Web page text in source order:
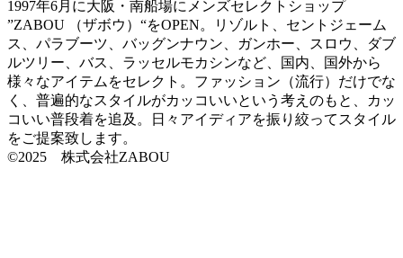
1997年6月に大阪・南船場にメンズセレクトショップ
”ZABOU （ザボウ）“をOPEN。リゾルト、セントジェーム
ス、パラブーツ、バッグンナウン、ガンホー、スロウ、ダブ
ルツリー、バス、ラッセルモカシンなど、国内、国外から
様々なアイテムをセレクト。ファッション（流行）だけでな
く、普遍的なスタイルがカッコいいという考えのもと、カッ
コいい普段着を追及。日々アイディアを振り絞ってスタイル
をご提案致します。
©2025 株式会社ZABOU